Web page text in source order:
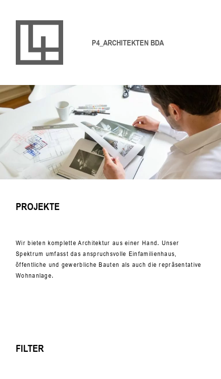
P4_ARCHITEKTEN BDA
PROJEKTE
Wir bieten komplette Architektur aus einer Hand. Unser
Spektrum umfasst das anspruchsvolle Einfamilienhaus,
öffentliche und gewerbliche Bauten als auch die repräsentative
Wohnanlage.
FILTER